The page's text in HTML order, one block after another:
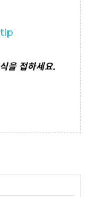
을 접하세요.